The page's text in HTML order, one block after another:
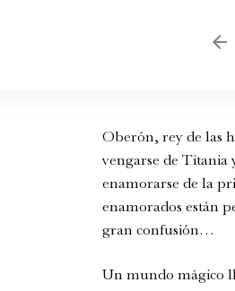
arrow_back
Oberón, rey de las
vengarse de Titania
enamorarse de la
enamorados están
gran confusión…
Un mundo mágico